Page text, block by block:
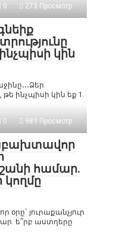
0 273 Просмотр
կին
ինչպիսի կին եք 1.
0 989 Просмотр
համար.
կողմը
յուրաքանչյուր
ե՞րբ աստղերը